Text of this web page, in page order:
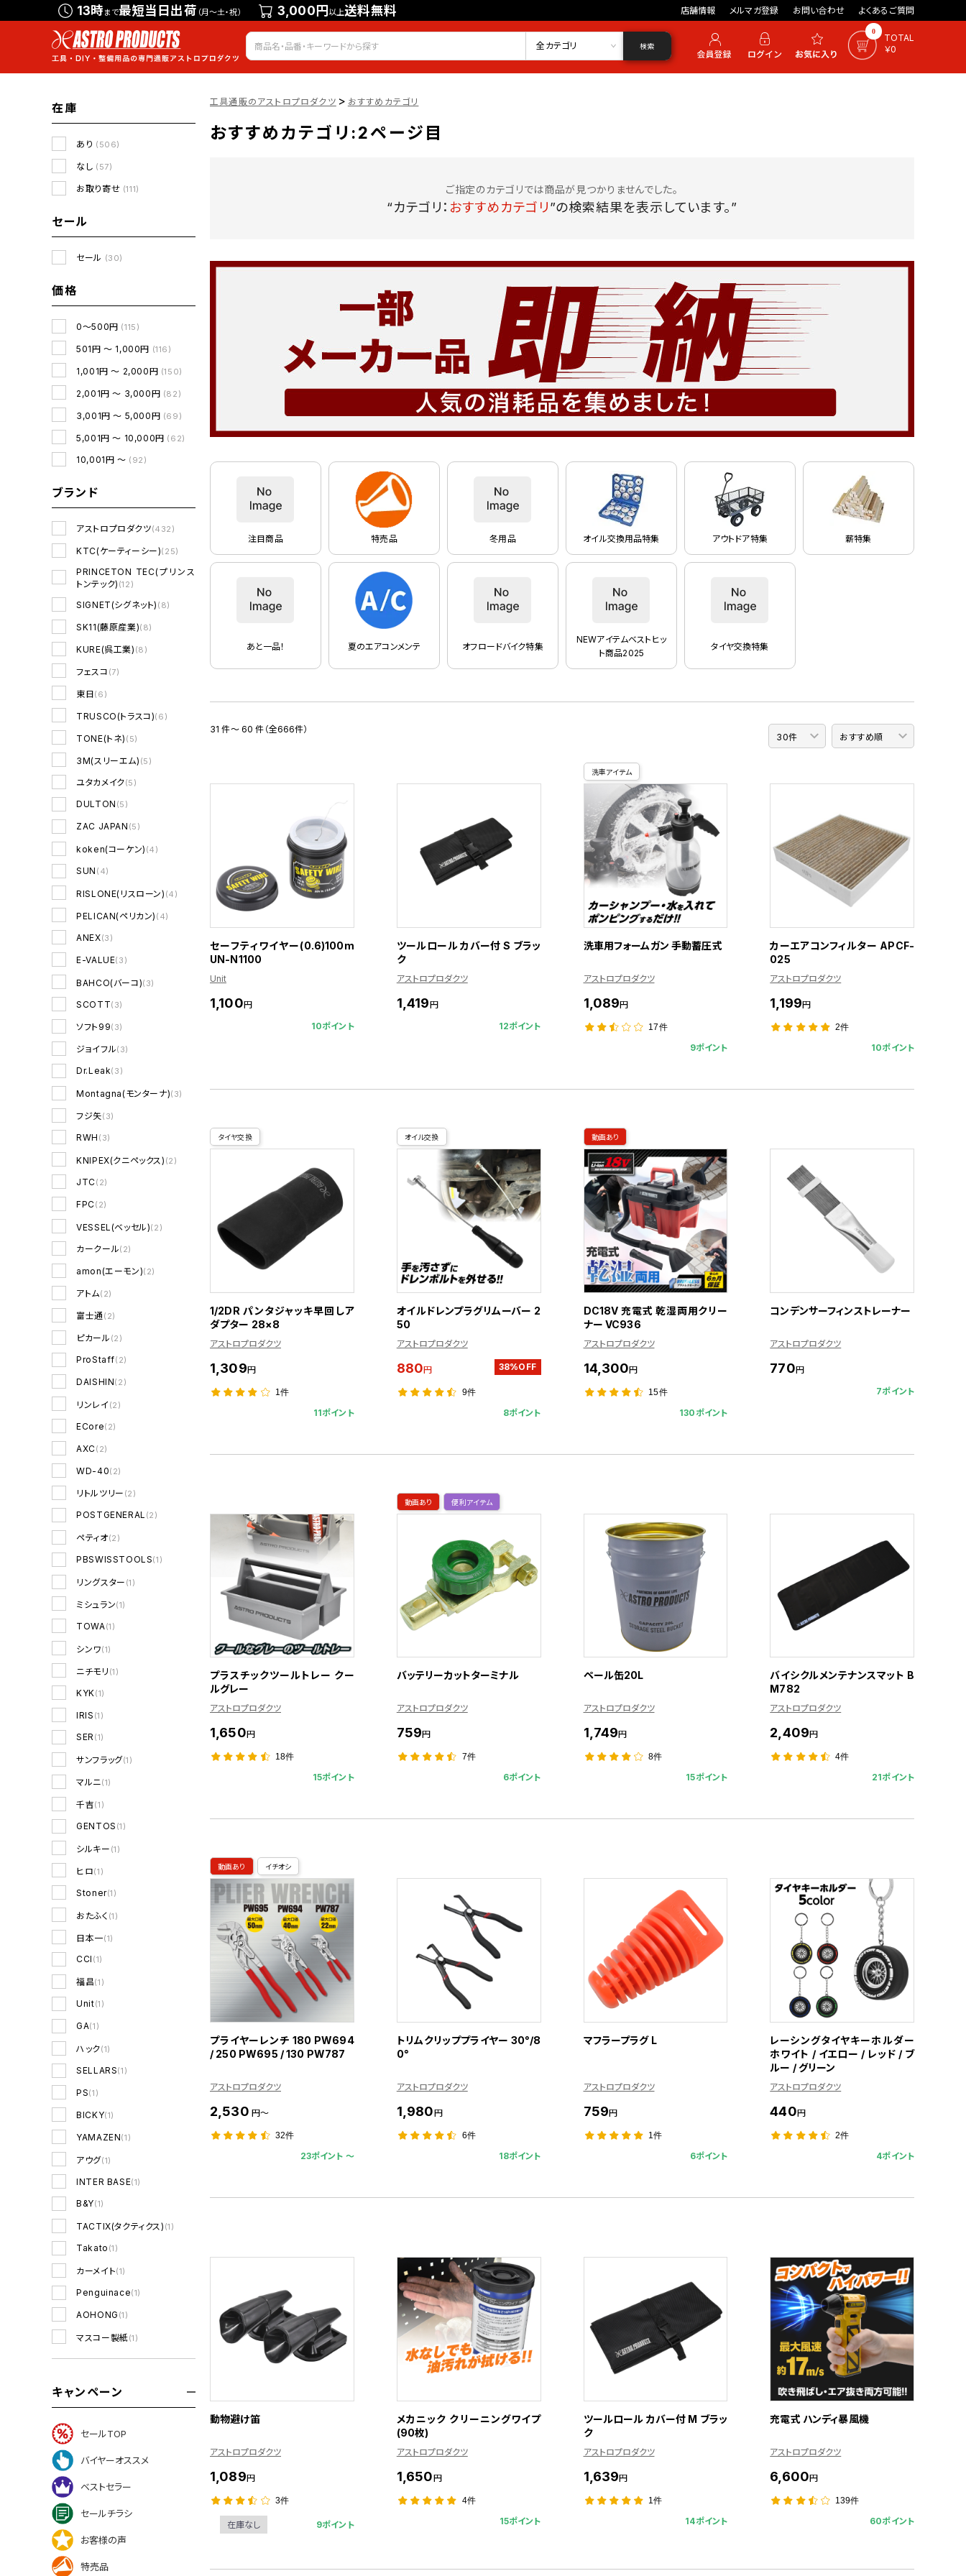
13時まで最短当日出荷 （月～土・祝） 3,000円以上送料無料 店舗情報 メルマガ登録 お問い合わせ よくあるご質問
会員登録 ログイン お気に入り 0
TOTAL
￥0
全カテゴリ 検索
在庫
あり (506)
なし (57)
お取り寄せ (111)
セール
セール (30)
価格
0～500円 (115)
501円 ～ 1,000円 (116)
1,001円 ～ 2,000円 (150)
2,001円 ～ 3,000円 (82)
3,001円 ～ 5,000円 (69)
5,001円 ～ 10,000円 (62)
10,001円 ～ (92)
ブランド
アストロプロダクツ(432)
KTC(ケーティーシー)(25)
PRINCETON TEC(プリンス
トンテック) (12)
SIGNET(シグネット) (8)
SK11(藤原産業)(8)
KURE(呉工業) (8)
フェスコ (7)
東日(6)
TRUSCO(トラスコ)(6)
TONE(トネ) (5)
3M(スリーエム) (5)
ユタカメイク(5)
DULTON (5)
ZAC JAPAN (5)
koken(コーケン) (4)
SUN (4)
RISLONE(リスローン) (4)
PELICAN(ペリカン) (4)
ANEX(3)
E-VALUE(3)
BAHCO(バーコ)(3)
SCOTT(3)
ソフト99(3)
ジョイフル(3)
Dr.Leak(3)
Montagna(モンターナ)(3)
フジ矢(3)
RWH (3)
KNIPEX(クニペックス) (2)
JTC (2)
FPC (2)
VESSEL(ベッセル)(2)
カークール(2)
amon(エーモン)(2)
アトム(2)
富士通 (2)
ピカール (2)
ProStaff(2)
DAISHIN(2)
リンレイ (2)
ECore(2)
AXC (2)
WD-40(2)
リトルツリー (2)
POSTGENERAL (2)
ペティオ(2)
PBSWISSTOOLS(1)
リングスター (1)
ミシュラン(1)
TOWA(1)
シンワ(1)
ニチモリ (1)
KYK(1)
IRIS (1)
SER (1)
サンフラッグ(1)
マルニ(1)
千吉(1)
GENTOS (1)
シルキー (1)
ヒロ(1)
Stoner(1)
おたふく (1)
日本一(1)
CCI (1)
福昌(1)
Unit(1)
GA(1)
ハック(1)
SELLARS(1)
PS(1)
BICKY(1)
YAMAZEN(1)
アウグ(1)
INTER BASE(1)
B&Y(1)
TACTIX(タクティクス) (1)
Takato (1)
カーメイト(1)
Penguinace(1)
AOHONG (1)
マスコー製紙(1)
キャンペーン
セールTOP
バイヤーオススメ
ベストセラー
セールチラシ
お客様の声
特売品
工具通販のアストロプロダクツ > おすすめカテゴリ
おすすめカテゴリ:2ページ目
ご指定のカテゴリでは商品が見つかりませんでした。
“カテゴリ： おすすめカテゴリ”の検索結果を表示しています。”
注目商品 特売品 冬用品 オイル交換用品特集 アウトドア特集 薪特集
あと一品！ 夏のエアコンメンテ オフロードバイク特集
NEWアイテムベストヒッ
ト商品2025
タイヤ交換特集
31 件～ 60 件（全666件）
セーフティワイヤー(0.6)100m
UN-N1100
Unit
1,100円
10ポイント
ツールロール カバー付 S ブラッ
ク
アストロプロダクツ
1,419円
12ポイント
洗車アイテム
洗車用フォームガン 手動蓄圧式
アストロプロダクツ
1,089円
17件
9ポイント
カーエアコンフィルター APCF-
025
アストロプロダクツ
1,199円
2件
10ポイント
タイヤ交換
1/2DR パンタジャッキ早回しア
ダプター 28×8
アストロプロダクツ
1,309円
1件
11ポイント
オイル交換
オイルドレンプラグリムーバー 2
50
アストロプロダクツ
880円 38%OFF
9件
8ポイント
動画あり
DC18V 充電式 乾湿両用クリー
ナー VC936
アストロプロダクツ
14,300円
15件
130ポイント
コンデンサーフィンストレーナー
アストロプロダクツ
770円
7ポイント
プラスチックツールトレー クー
ルグレー
アストロプロダクツ
1,650円
18件
15ポイント
動画あり 便利アイテム
バッテリーカットターミナル
アストロプロダクツ
759円
7件
6ポイント
ペール缶20L
アストロプロダクツ
1,749円
8件
15ポイント
バイシクルメンテナンスマット B
M782
アストロプロダクツ
2,409円
4件
21ポイント
動画あり イチオシ
プライヤーレンチ 180 PW694
/ 250 PW695 / 130 PW787
アストロプロダクツ
2,530 円～
32件
23ポイント 〜
トリムクリッププライヤー 30°/8
0°
アストロプロダクツ
1,980円
6件
18ポイント
マフラープラグ L
アストロプロダクツ
759円
1件
6ポイント
レーシングタイヤキーホルダー
ホワイト / イエロー / レッド / ブ
ルー / グリーン
アストロプロダクツ
440円
2件
4ポイント
動物避け笛
アストロプロダクツ
1,089円
3件
在庫なし 9ポイント
メカニック クリーニングワイプ
(90枚)
アストロプロダクツ
1,650円
4件
15ポイント
ツールロール カバー付 M ブラッ
ク
アストロプロダクツ
1,639円
1件
14ポイント
充電式 ハンディ暴風機
アストロプロダクツ
6,600円
139件
60ポイント